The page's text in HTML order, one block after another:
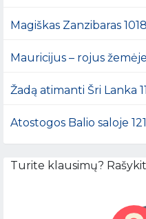
Magiškas Zanzibaras
Mauricijus – rojus
Žadą atimanti Šri Lanka
Atostogos Balio saloje
Turite klausimų?